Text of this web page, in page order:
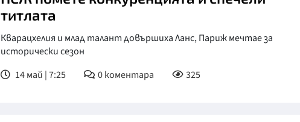
титлата
Кварацхелия и млад талант довършиха Ланс, Париж мечтае за
исторически сезон
14 май | 7:25
0коментара 325